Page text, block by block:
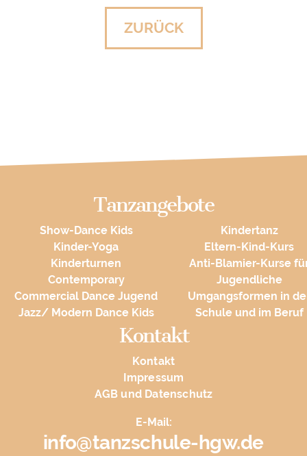
ZURÜCK
Tanzangebote
Show-Dance Kids
Kinder-Yoga
Kinderturnen
Contemporary
Commercial Dance Jugend
Jazz/ Modern Dance Kids
Kindertanz
Eltern-Kind-Kurs
Anti-Blamier-Kurse
Jugendliche
Umgangsformen in
Schule und im Beruf
Kontakt
Kontakt
Impressum
AGB und Datenschutz
E-Mail:
info@tanzschule-hgw.de